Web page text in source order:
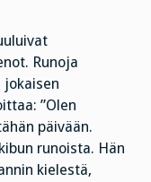
Runoja
”Olen
päivään.
runoista. Hän
kielestä,